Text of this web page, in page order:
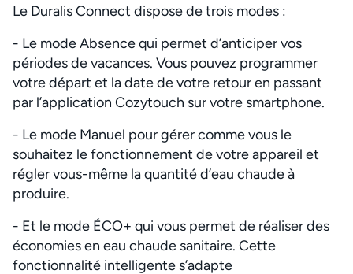
Le Duralis Connect dispose de trois modes :
- Le mode Absence qui permet d’anticiper vos
périodes de vacances. Vous pouvez programmer
votre départ et la date de votre retour en passant
par l’application Cozytouch sur votre smartphone.
- Le mode Manuel pour gérer comme vous le
souhaitez le fonctionnement de votre appareil et
régler vous-même la quantité d’eau chaude à
produire.
- Et le mode ÉCO+ qui vous permet de réaliser des
économies en eau chaude sanitaire. Cette
fonctionnalité intelligente s’adapte